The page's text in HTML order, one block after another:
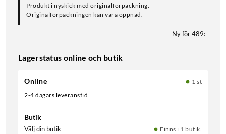
Produkt i nyskick med originalförpackning.
Originalförpackningen kan vara öppnad.
Ny för 489:-
Lagerstatus online och butik
Online
1 st
2-4 dagars leveranstid
Butik
Välj din butik Finns i 1 butik.